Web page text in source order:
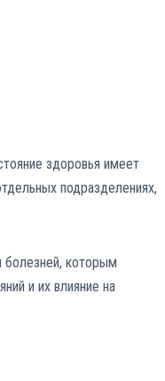
здоровья имеет
подразделениях,
болезней, которым
и их влияние на